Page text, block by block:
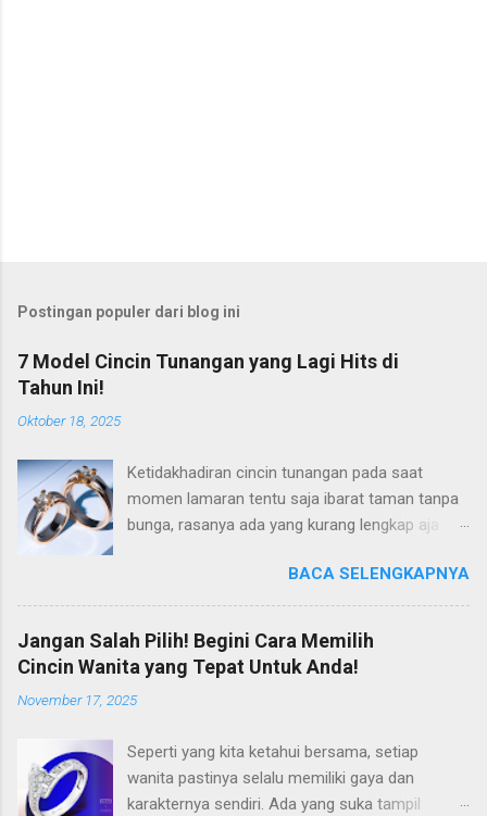
Postingan populer dari blog ini
7 Model Cincin Tunangan yang Lagi Hits di
Tahun Ini!
Oktober 18, 2025
Ketidakhadiran cincin tunangan pada saat
momen lamaran tentu saja ibarat taman tanpa
bunga, rasanya ada yang kurang lengkap aja
lamaran ini semakin berkembang, dan hadir
dalam varian harga yang lebih terjangkau. Jadi
tidak ada alasan lagi untuk Anda tidak mengisi
momen lamaran Anda dengan cincin lamaran
yang tepat. Kalaupun Anda sedang mencari
inspirasi mengenai cincin tunangan yang tepat,
Sebab pada kesempatan kali ini, kami akan
merekomendasikan beberapa model cincin
lamaran yang lagi hits, dan semoga saja ada
BACA SELENGKAPNYA
Jangan Salah Pilih! Begini Cara Memilih
Cincin Wanita yang Tepat Untuk Anda!
November 17, 2025
Seperti yang kita ketahui bersama, setiap
wanita pastinya selalu memiliki gaya dan
karakternya sendiri. Ada yang suka tampil